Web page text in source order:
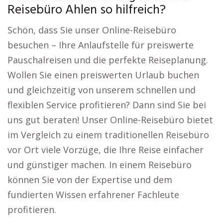
Reisebüro Ahlen so hilfreich?
Schön, dass Sie unser Online-Reisebüro
besuchen – Ihre Anlaufstelle für preiswerte
Pauschalreisen und die perfekte Reiseplanung.
Wollen Sie einen preiswerten Urlaub buchen
und gleichzeitig von unserem schnellen und
flexiblen Service profitieren? Dann sind Sie bei
uns gut beraten! Unser Online-Reisebüro bietet
im Vergleich zu einem traditionellen Reisebüro
vor Ort viele Vorzüge, die Ihre Reise einfacher
und günstiger machen. In einem Reisebüro
können Sie von der Expertise und dem
fundierten Wissen erfahrener Fachleute
profitieren.